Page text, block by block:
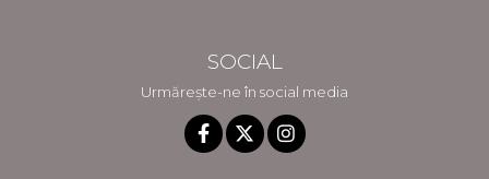
SOCIAL
Urmărește-ne în social media